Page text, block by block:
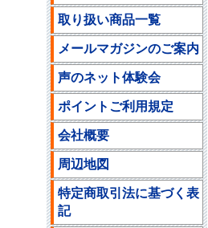
取り扱い商品一覧
メールマガジンのご案内
声のネット体験会
ポイントご利用規定
会社概要
周辺地図
特定商取引法に基づく表
記